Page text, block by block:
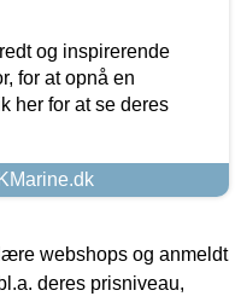
og inspirerende
for at opnå en
her for at se deres
webshops og anmeldt
deres prisniveau,